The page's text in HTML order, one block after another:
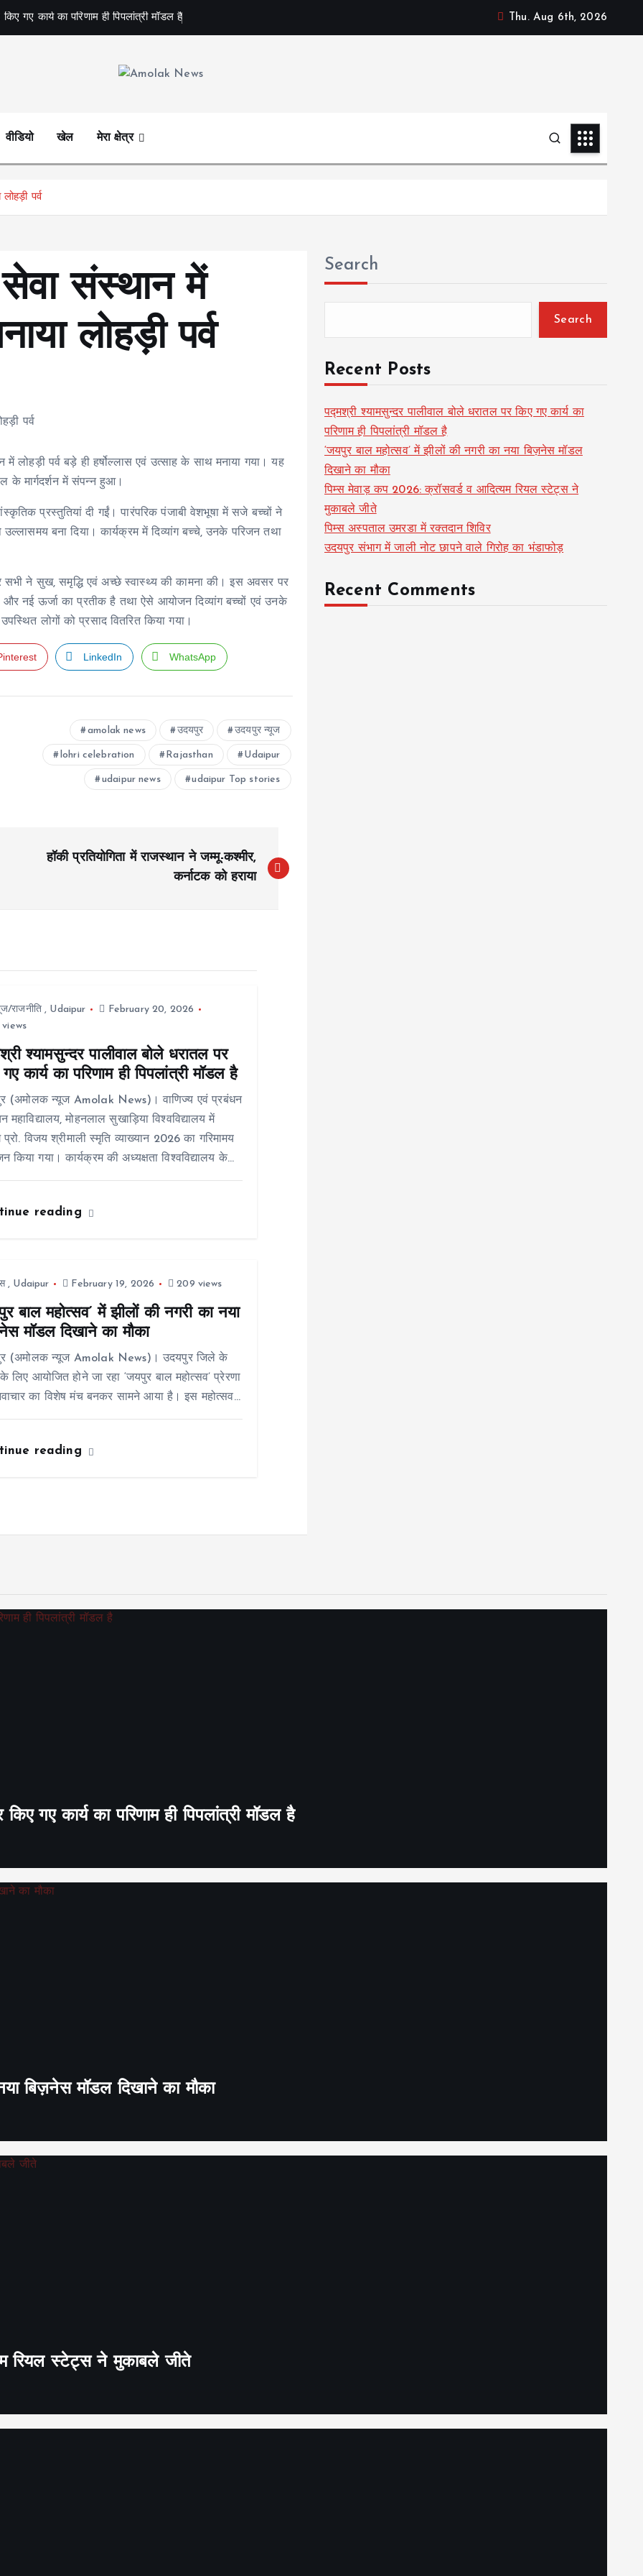
गए कार्य का परिणाम ही पिपलांत्री मॉडल है Thu. Aug 6th, 2026
वीडियो खेल मेरा क्षेत्र
पर्व
संस्थान में
लोहड़ी पर्व
में लोहड़ी पर्व बड़े ही हर्षोल्लास एवं उत्साह के साथ मनाया गया। यह
के मार्गदर्शन में संपन्न हुआ।
प्रस्तुतियां दी गईं। पारंपरिक पंजाबी वेशभूषा में सजे बच्चों ने
बना दिया। कार्यक्रम में दिव्यांग बच्चे, उनके परिजन तथा
सभी ने सुख, समृद्धि एवं अच्छे स्वास्थ्य की कामना की। इस अवसर पर
और नई ऊर्जा का प्रतीक है तथा ऐसे आयोजन दिव्यांग बच्चों एवं उनके
लोगों को प्रसाद वितरित किया गया।
LinkedIn WhatsApp
amolak news उदयपुर उदयपुर न्यूज
lohri celebration Rajasthan Udaipur
udaipur news udaipur Top stories
हॉकी प्रतियोगिता में राजस्थान ने जम्मू-कश्मीर,
कर्नाटक को हराया
राजनीति, Udaipur
February 20, 2026
views
श्यामसुन्दर पालीवाल बोले धरातल पर
कार्य का परिणाम ही पिपलांत्री मॉडल है
(अमोलक न्यूज Amolak News)। वाणिज्य एवं प्रबंधन
महाविद्यालय, मोहनलाल सुखाड़िया विश्वविद्यालय में
विजय श्रीमाली स्मृति व्याख्यान 2026 का गरिमामय
किया गया। कार्यक्रम की अध्यक्षता विश्वविद्यालय के…
reading
, Udaipur February 19, 2026 209 views
बाल महोत्सव’ में झीलों की नगरी का नया
मॉडल दिखाने का मौका
(अमोलक न्यूज Amolak News)। उदयपुर जिले के
लिए आयोजित होने जा रहा ‘जयपुर बाल महोत्सव’ प्रेरणा
का विशेष मंच बनकर सामने आया है। इस महोत्सव…
reading
Search
Search
Recent Posts
पद्मश्री श्यामसुन्दर पालीवाल बोले धरातल पर किए गए कार्य का
परिणाम ही पिपलांत्री मॉडल है
‘जयपुर बाल महोत्सव’ में झीलों की नगरी का नया बिज़नेस मॉडल
दिखाने का मौका
पिम्स मेवाड़ कप 2026: क्रॉसवर्ड व आदित्यम रियल स्टेट्स ने
मुकाबले जीते
पिम्स अस्पताल उमरडा में रक्तदान शिविर
उदयपुर संभाग में जाली नोट छापने वाले गिरोह का भंडाफोड़
Recent Comments
गए कार्य का परिणाम ही पिपलांत्री मॉडल है
बिज़नेस मॉडल दिखाने का मौका
रियल स्टेट्स ने मुकाबले जीते